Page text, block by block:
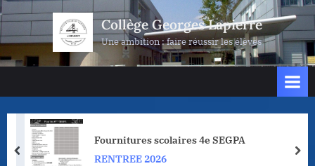
Skip
to
content
Collège Georges Lapierre
Une ambition : faire réussir les élèves
Fournitures scolaires 4e SEGPA
RENTREE 2026
prev